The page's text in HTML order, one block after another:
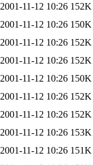
2001-11-12 10:26 152K
2001-11-12 10:26 150K
2001-11-12 10:26 152K
2001-11-12 10:26 152K
2001-11-12 10:26 150K
2001-11-12 10:26 152K
2001-11-12 10:26 152K
2001-11-12 10:26 153K
2001-11-12 10:26 151K